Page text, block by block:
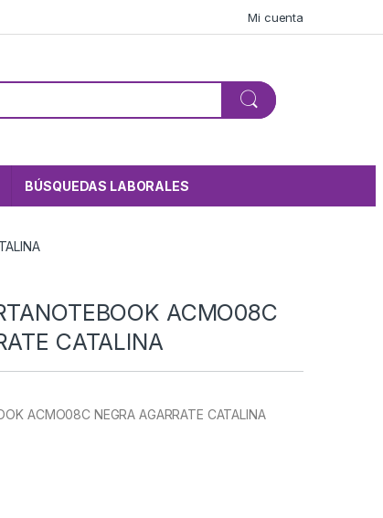
Mi cuenta
BÚSQUEDAS LABORALES
ACMO08C
CATALINA
ACMO08C NEGRA AGARRATE CATALINA